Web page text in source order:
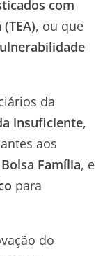
com
, ou que
da
insuficiente,
aos
Bolsa Família, e
para
do